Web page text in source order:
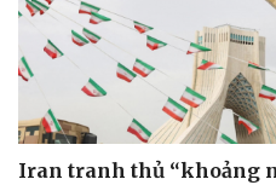
Iran tranh thủ “khoảng